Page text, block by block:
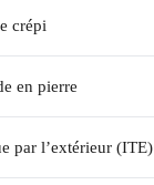
crépi
en pierre
par l’extérieur (ITE)